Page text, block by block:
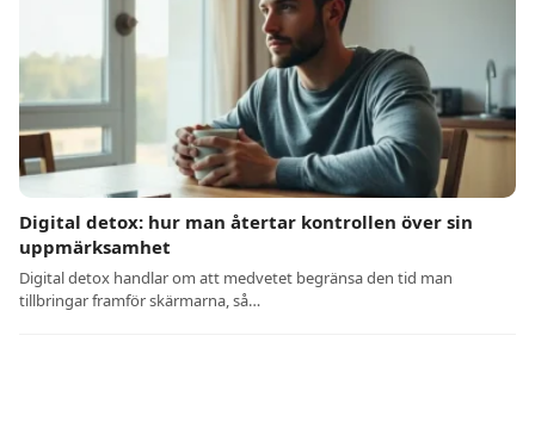
Digital detox: hur man återtar kontrollen över sin
uppmärksamhet
Digital detox handlar om att medvetet begränsa den tid man
tillbringar framför skärmarna, så…